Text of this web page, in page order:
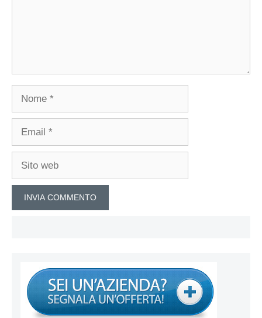
Nome
Email
Sito